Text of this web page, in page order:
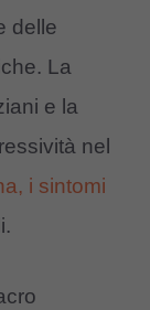
delle
La
e la
nel
i sintomi